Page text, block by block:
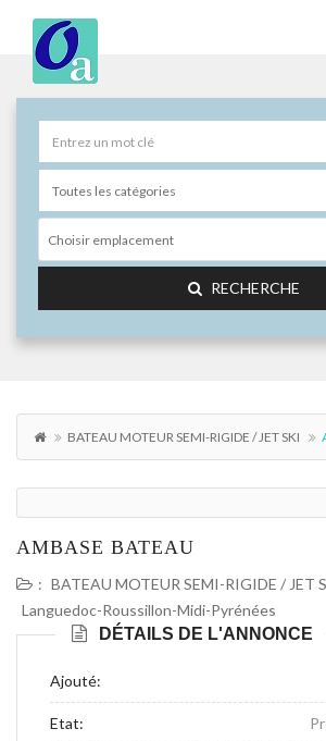
Choisir emplacement
RECHERCHE
BATEAU MOTEUR SEMI-RIGIDE / JET SKI
AMBASE BATEAU
: BATEAU MOTEUR SEMI-RIGIDE / JET
Languedoc-Roussillon-Midi-Pyrénées
DÉTAILS DE L'ANNONCE
Ajouté:
Etat: